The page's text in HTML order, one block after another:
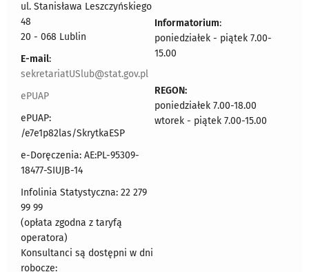
ul. Stanisława Leszczyńskiego
48
20 - 068 Lublin
E-mail:
sekretariatUSlub@stat.gov.pl
ePUAP
ePUAP:
/e7e1p82las/SkrytkaESP
e-Doręczenia: AE:PL-95309-
18477-SIUJB-14
Infolinia Statystyczna: 22 279
99 99
(opłata zgodna z taryfą
operatora)
Konsultanci są dostępni w dni
robocze:
Informatorium:
poniedziałek - piątek 7.00-
15.00
REGON:
poniedziałek 7.00-18.00
wtorek - piątek 7.00-15.00